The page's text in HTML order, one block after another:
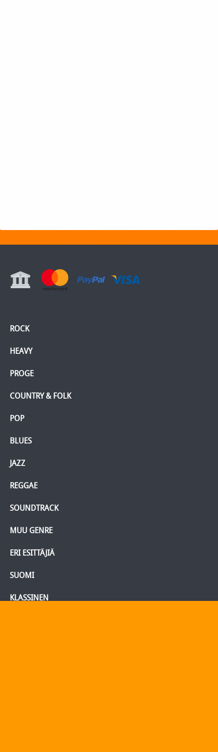
ROCK
HEAVY
PROGE
COUNTRY & FOLK
POP
BLUES
JAZZ
REGGAE
SOUNDTRACK
MUU GENRE
ERI ESITTÄJIÄ
SUOMI
KLASSINEN